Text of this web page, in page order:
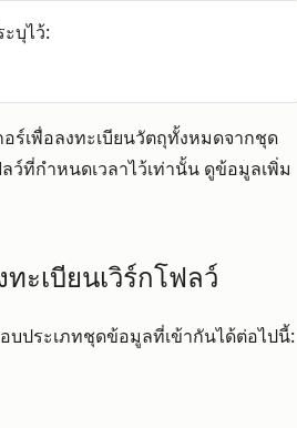
บุไว้:
ร์เพื่อลงทะเบียนวัตถุทั้งหมดจากชุด
ว์ที่กำหนดเวลาไว้เท่านั้น ดูข้อมูลเพิ่ม
ะเบียนเวิร์กโฟลว์
บประเภทชุดข้อมูลที่เข้ากันได้ต่อไปนี้: